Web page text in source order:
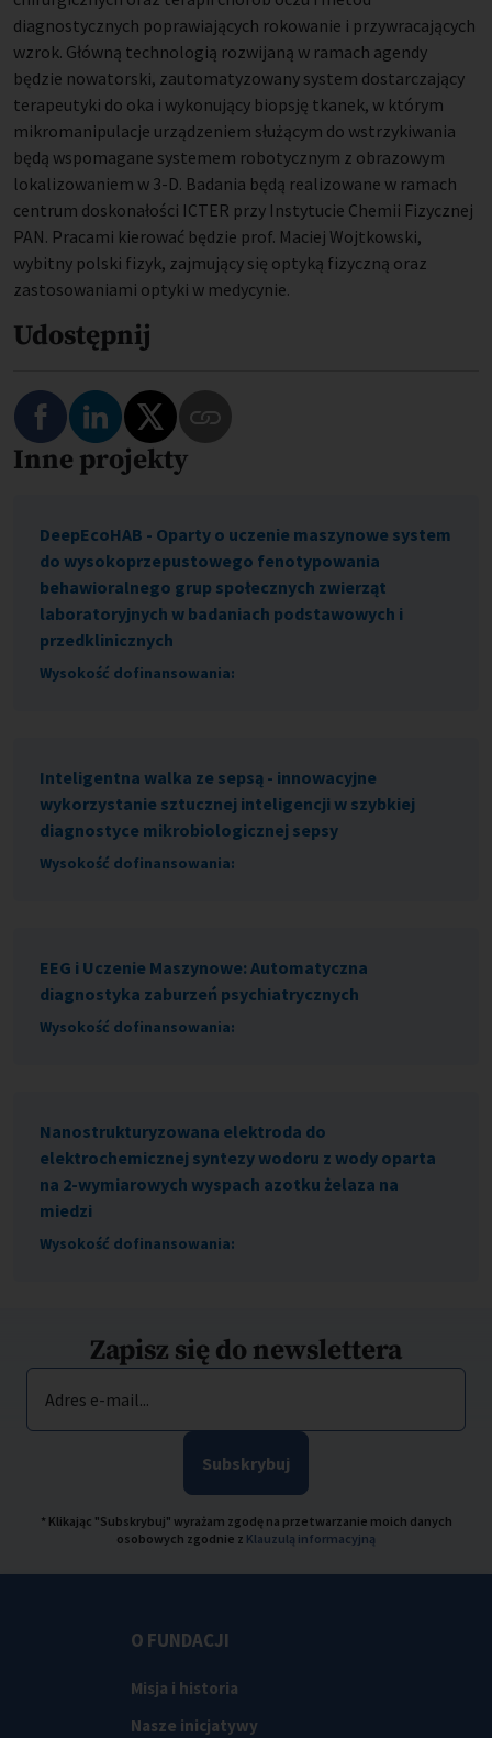
diagnostycznych poprawiających rokowanie i przywracających
wzrok. Główną technologią rozwijaną w ramach agendy
będzie nowatorski, zautomatyzowany system dostarczający
terapeutyki do oka i wykonujący biopsję tkanek, w którym
mikromanipulacje urządzeniem służącym do wstrzykiwania
będą wspomagane systemem robotycznym z obrazowym
lokalizowaniem w 3-D. Badania będą realizowane w ramach
centrum doskonałości ICTER przy Instytucie Chemii Fizycznej
PAN. Pracami kierować będzie prof. Maciej Wojtkowski,
wybitny polski fizyk, zajmujący się optyką fizyczną oraz
zastosowaniami optyki w medycynie.
Udostępnij
Podziel się na Facebooku
Podziel się na LinkedIn
Podziel się na Twitterze
Inne projekty
DeepEcoHAB - Oparty o uczenie maszynowe system
do wysokoprzepustowego fenotypowania
behawioralnego grup społecznych zwierząt
laboratoryjnych w badaniach podstawowych i
przedklinicznych
Wysokość dofinansowania:
Inteligentna walka ze sepsą - innowacyjne
wykorzystanie sztucznej inteligencji w szybkiej
diagnostyce mikrobiologicznej sepsy
Wysokość dofinansowania:
EEG i Uczenie Maszynowe: Automatyczna
diagnostyka zaburzeń psychiatrycznych
Wysokość dofinansowania:
Nanostrukturyzowana elektroda do
elektrochemicznej syntezy wodoru z wody oparta
na 2-wymiarowych wyspach azotku żelaza na
miedzi
Wysokość dofinansowania:
Zapisz się do newslettera
Adres e-mail...
Subskrybuj
* Klikając "Subskrybuj" wyrażam zgodę na przetwarzanie moich danych
osobowych zgodnie z Klauzulą informacyjną
O FUNDACJI
Misja i historia
Nasze inicjatywy